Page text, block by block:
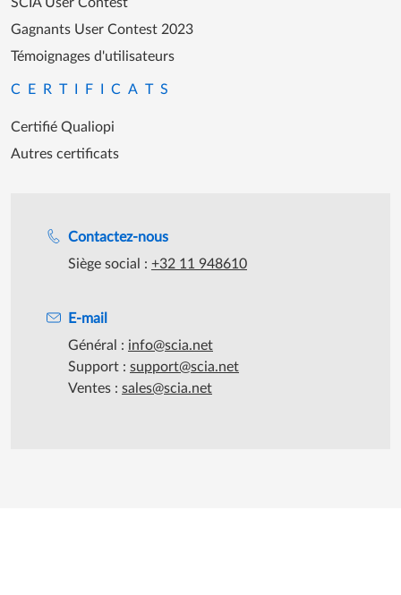
Contactez-nous
Siège social : +32 11 948610
E-mail
Général : info@scia.net
Support : support@scia.net
Ventes : sales@scia.net
Gagnants User Contest 2023
Témoignages d'utilisateurs
CERTIFICATS
Certifié Qualiopi
Autres certificats